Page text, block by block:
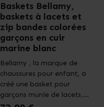
Baskets Bellamy,
baskets à lacets et
zip bandes colorées
garçons en cuir
marine blanc
Bellamy , la marque de
chaussures pour enfant, a
créé une basket pour
garçons munie de lacets,...